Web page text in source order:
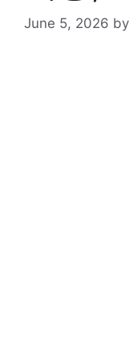
June 5, 2026 by